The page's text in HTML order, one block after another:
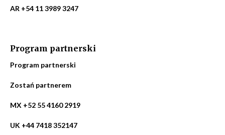
AR +54 11 3989 3247
Program partnerski
Program partnerski
Zostań partnerem
MX +52 55 4160 2919
UK +44 7418 352147